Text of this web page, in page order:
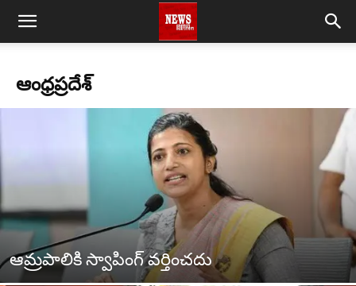
ఆంధ్రప్రదేశ్
ఆమ్రపాలికి స్వాపింగ్‌ వర్తించదు